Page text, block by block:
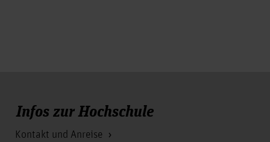
Infos zur Hochschule
Kontakt und Anreise